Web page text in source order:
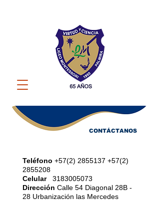
CONTÁCTANOS
Teléfono +57(2) 2855137 +57(2)
2855208
Celular
3183005073
Dirección Calle 54 Diagonal 28B -
28 Urbanización las Mercedes